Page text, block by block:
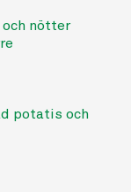
nötter
potatis och